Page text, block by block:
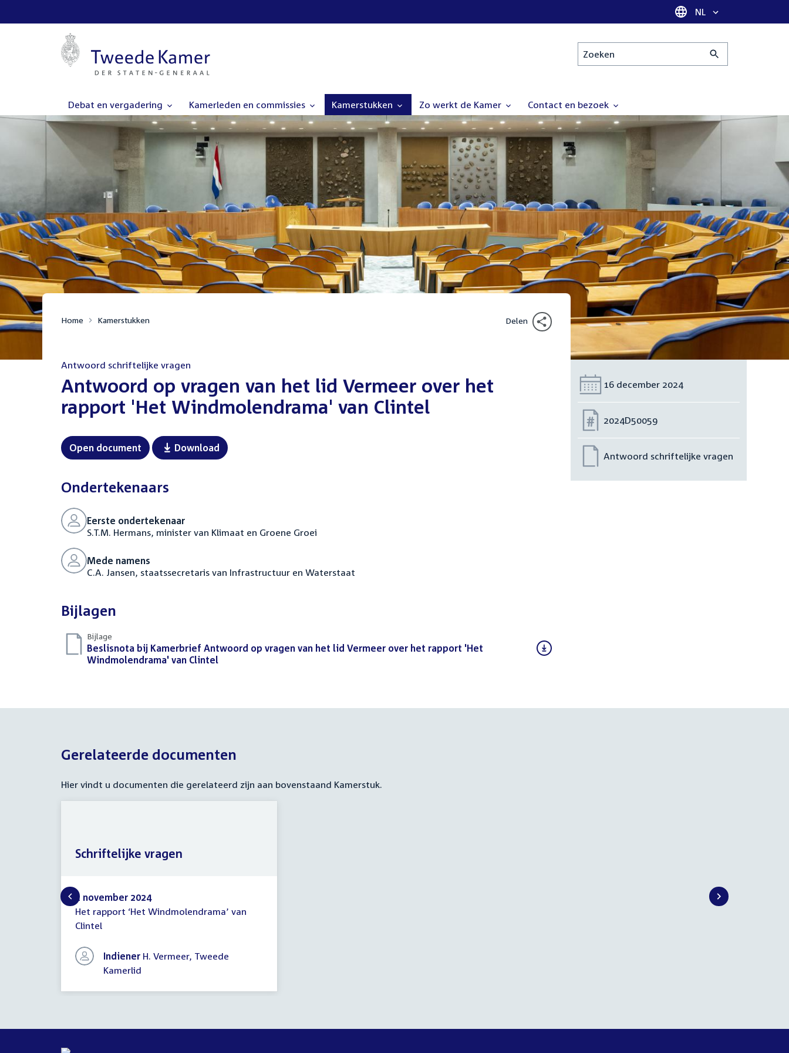
Taal selectie
NL
Zoeken
Debat en vergadering Kamerleden en commissies Kamerstukken Zo werkt de Kamer Contact en bezoek
Home Kamerstukken Delen
Antwoord schriftelijke vragen
Antwoord op vragen van het lid Vermeer over het
rapport 'Het Windmolendrama' van Clintel
Open document Download
Ondertekenaars
Eerste ondertekenaar
S.T.M. Hermans, minister van Klimaat en Groene Groei
Mede namens
C.A. Jansen, staatssecretaris van Infrastructuur en Waterstaat
Bijlagen
Bijlage
Download
bestand:
Beslisnota bij Kamerbrief Antwoord op vragen van het lid Vermeer over het rapport 'Het
Windmolendrama' van Clintel
Datum:
16 december 2024
Nummer:
2024D50059
Antwoord schriftelijke vragen
Gerelateerde documenten
Hier vindt u documenten die gerelateerd zijn aan bovenstaand Kamerstuk.
Schriftelijke
vragen
1 november 2024
Het rapport ‘Het Windmolendrama’ van
Clintel
Indiener H. Vermeer, Tweede
Kamerlid
Schriftelijke vragen